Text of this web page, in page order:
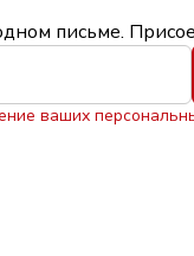
письме.
ваших